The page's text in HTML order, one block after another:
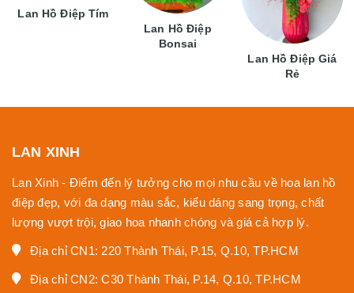
Lan Hồ Điệp Tím
Lan Hồ Điệp
Bonsai
Lan Hồ Điệp Giá
Rẻ
LAN XINH
Lan Xinh - Điểm đến lý tưởng cho mọi nhu cầu về hoa lan hồ
điệp đẹp, với đa dạng màu sắc, kiểu dáng sang trọng, chất
lượng vượt trội, giao hoa nhanh chóng và giá cả hợp lý.
Địa chỉ CN1: 220 Thành Thái, P.15, Q.10, TP.HCM
Địa chỉ CN2: C30 Thành Thái, P.14, Q.10, TP.HCM